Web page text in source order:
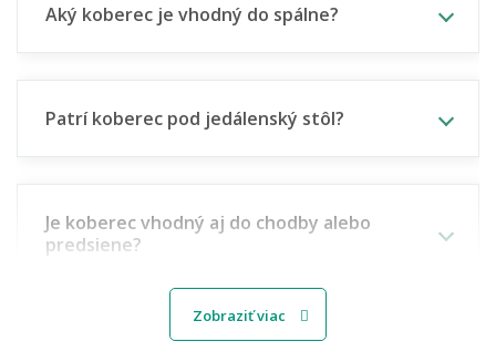
Aký koberec je vhodný do spálne?
Patrí koberec pod jedálenský stôl?
Je koberec vhodný aj do chodby alebo
predsiene?
Aký koberec vybrať do detskej izbičky?
Zobraziť viac